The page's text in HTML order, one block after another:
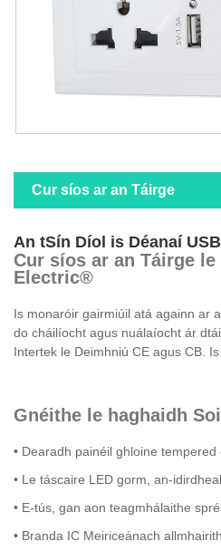
Cur síos ar an Táirge
An tSín Díol is Déanaí
Cur síos ar an Táirge le
Electric®
Is monaróir gairmiúil atá againn ar
do cháilíocht agus nuálaíocht ár
Intertek le Deimhniú CE agus CB.
Gnéithe le haghaidh
• Dearadh painéil ghloine
• Le táscaire LED gorm, an-
• E-tús, gan aon teagmhálaithe
• Branda IC Meiriceánach